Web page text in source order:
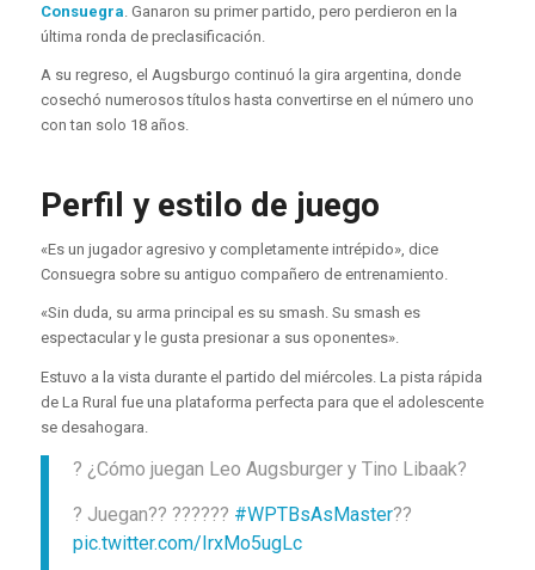
Consuegra. Ganaron su primer partido, pero perdieron en la
última ronda de preclasificación.
A su regreso, el Augsburgo continuó la gira argentina, donde
cosechó numerosos títulos hasta convertirse en el número uno
con tan solo 18 años.
Perfil y estilo de juego
«Es un jugador agresivo y completamente intrépido», dice
Consuegra sobre su antiguo compañero de entrenamiento.
«Sin duda, su arma principal es su smash. Su smash es
espectacular y le gusta presionar a sus oponentes».
Estuvo a la vista durante el partido del miércoles. La pista rápida
de La Rural fue una plataforma perfecta para que el adolescente
se desahogara.
? ¿Cómo juegan Leo Augsburger y Tino Libaak?
? Juegan?? ?????? #WPTBsAsMaster??
pic.twitter.com/IrxMo5ugLc